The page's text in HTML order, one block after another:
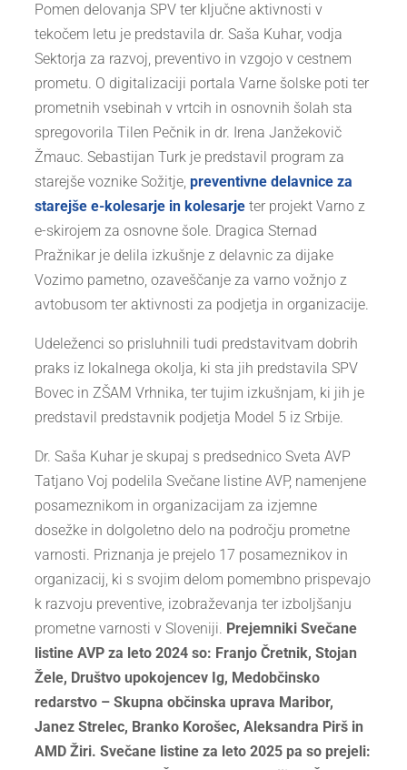
Pomen delovanja SPV ter ključne aktivnosti v
tekočem letu je predstavila dr. Saša Kuhar, vodja
Sektorja za razvoj, preventivo in vzgojo v cestnem
prometu. O digitalizaciji portala Varne šolske poti ter
prometnih vsebinah v vrtcih in osnovnih šolah sta
spregovorila Tilen Pečnik in dr. Irena Janžekovič
Žmauc. Sebastijan Turk je predstavil program za
starejše voznike Sožitje, preventivne delavnice za
starejše e-kolesarje in kolesarjeter projekt Varno z
e-skirojem za osnovne šole. Dragica Sternad
Pražnikar je delila izkušnje z delavnic za dijake
Vozimo pametno, ozaveščanje za varno vožnjo z
avtobusom ter aktivnosti za podjetja in organizacije.
Udeleženci so prisluhnili tudi predstavitvam dobrih
praks iz lokalnega okolja, ki sta jih predstavila SPV
Bovec in ZŠAM Vrhnika, ter tujim izkušnjam, ki jih je
predstavil predstavnik podjetja Model 5 iz Srbije.
Dr. Saša Kuhar je skupaj s predsednico Sveta AVP
Tatjano Voj podelila Svečane listine AVP, namenjene
posameznikom in organizacijam za izjemne
dosežke in dolgoletno delo na področju prometne
varnosti. Priznanja je prejelo 17 posameznikov in
organizacij, ki s svojim delom pomembno prispevajo
k razvoju preventive, izobraževanja ter izboljšanju
prometne varnosti v Sloveniji. Prejemniki Svečane
listine AVP za leto 2024 so: Franjo Čretnik, Stojan
Žele, Društvo upokojencev Ig, Medobčinsko
redarstvo – Skupna občinska uprava Maribor,
Janez Strelec, Branko Korošec, Aleksandra Pirš in
AMD Žiri. Svečane listine za leto 2025 pa so prejeli: